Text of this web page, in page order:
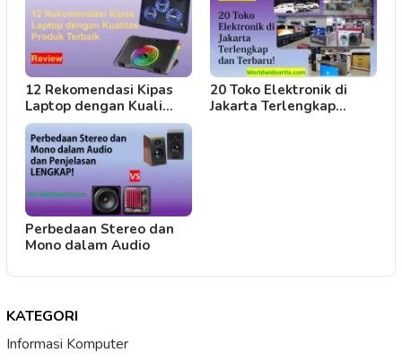
12 Rekomendasi Kipas
Laptop dengan Kuali…
20 Toko Elektronik di
Jakarta Terlengkap…
Perbedaan Stereo dan
Mono dalam Audio
KATEGORI
Informasi Komputer